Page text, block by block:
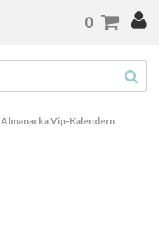
Almanacka Vip-Kalendern
0